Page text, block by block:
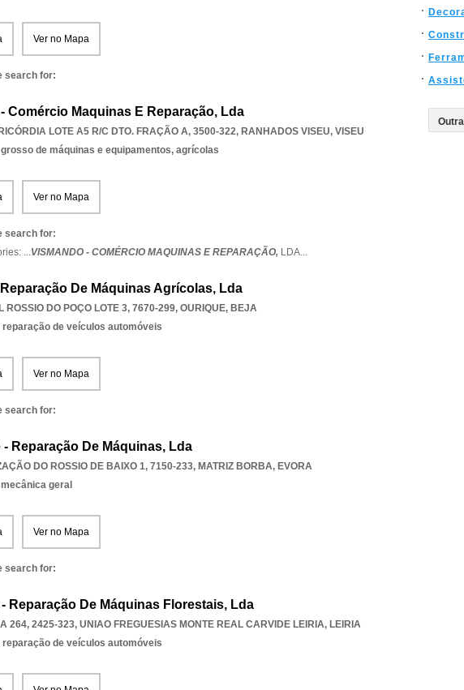
Ver no Mapa
search for:
Comércio Maquinas E Reparação, Lda
LOTE A5 R/C DTO. FRAÇÃO A, 3500-322, RANHADOS VISEU, VISEU
de máquinas e equipamentos, agrícolas
Ver no Mapa
search for:
...VISMANDO - COMÉRCIO MAQUINAS E REPARAÇÃO, LDA...
De Máquinas Agrícolas, Lda
ROSSIO DO POÇO LOTE 3, 7670-299, OURIQUE, BEJA
reparação de veículos automóveis
Ver no Mapa
search for:
- Reparação De Máquinas, Lda
DO ROSSIO DE BAIXO 1, 7150-233, MATRIZ BORBA, EVORA
geral
Ver no Mapa
search for:
- Reparação De Máquinas Florestais, Lda
264, 2425-323, UNIAO FREGUESIAS MONTE REAL CARVIDE LEIRIA, LEIRIA
reparação de veículos automóveis